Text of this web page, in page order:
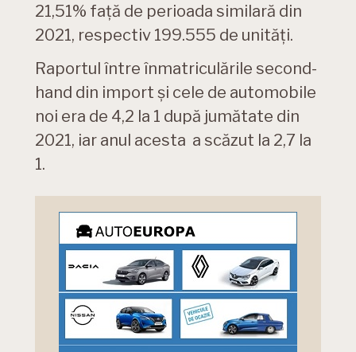
21,51% față de perioada similară din
2021, respectiv 199.555 de unități.
Raportul între înmatriculările second-
hand din import și cele de automobile
noi era de 4,2 la 1 după jumătate din
2021, iar anul acesta a scăzut la 2,7 la
1.